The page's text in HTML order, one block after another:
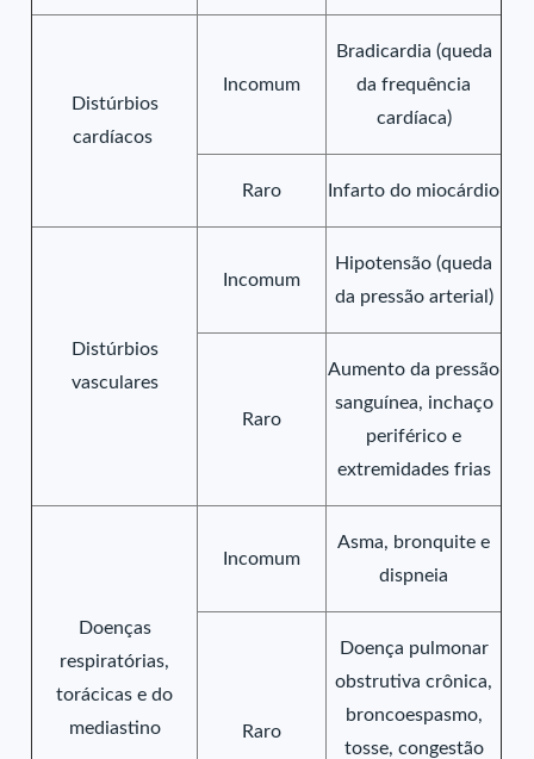
Distúrbios
cardíacos
Incomum
Bradicardia (queda
da frequência
cardíaca)
Raro Infarto do miocárdio
Distúrbios
vasculares
Incomum
Hipotensão (queda
da pressão arterial)
Raro
Aumento da pressão
sanguínea, inchaço
periférico e
extremidades frias
Doenças
respiratórias,
torácicas e do
mediastino
Incomum
Asma, bronquite e
dispneia
Raro
Doença pulmonar
obstrutiva crônica,
broncoespasmo,
tosse, congestão